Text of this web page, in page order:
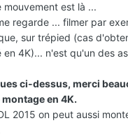
est là ...
regarde ... filmer par
sur trépied (cas
4K)... n'est qu'un des
ci-dessus, merci
en 4K.
2015 on peut aussi